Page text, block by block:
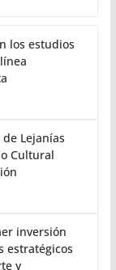
los estudios
Lejanías
Cultural
inversión
estratégicos
y